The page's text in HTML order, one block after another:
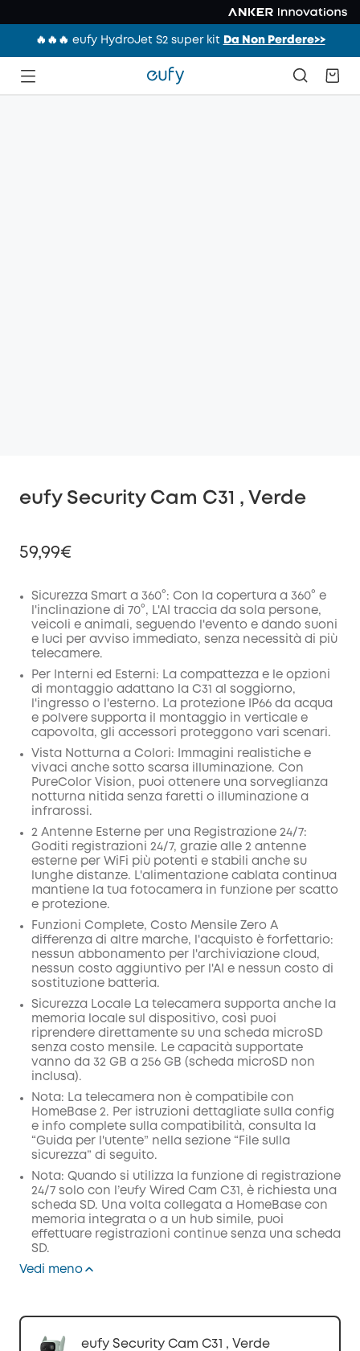
🔥🔥🔥 eufy HydroJet S2 super kit Da Non Perdere>>
eufy Security Cam C31 , Verde
59,99€
di sconto
Codice:
COPIA
Sicurezza Smart a 360°: Con la copertura a 360° e
l'inclinazione di 70°, L'AI traccia da sola persone,
veicoli e animali, seguendo l'evento e dando suoni
e luci per avviso immediato, senza necessità di più
telecamere.
Per Interni ed Esterni: La compattezza e le opzioni
di montaggio adattano la C31 al soggiorno,
l'ingresso o l'esterno. La protezione IP66 da acqua
e polvere supporta il montaggio in verticale e
capovolta, gli accessori proteggono vari scenari.
Vista Notturna a Colori: Immagini realistiche e
vivaci anche sotto scarsa illuminazione. Con
PureColor Vision, puoi ottenere una sorveglianza
notturna nitida senza faretti o illuminazione a
infrarossi.
2 Antenne Esterne per una Registrazione 24/7:
Goditi registrazioni 24/7, grazie alle 2 antenne
esterne per WiFi più potenti e stabili anche su
lunghe distanze. L'alimentazione cablata continua
mantiene la tua fotocamera in funzione per scatto
e protezione.
Funzioni Complete, Costo Mensile Zero A
differenza di altre marche, l'acquisto è forfettario:
nessun abbonamento per l'archiviazione cloud,
nessun costo aggiuntivo per l'AI e nessun costo di
sostituzione batteria.
Sicurezza Locale La telecamera supporta anche la
memoria locale sul dispositivo, così puoi
riprendere direttamente su una scheda microSD
senza costo mensile. Le capacità supportate
vanno da 32 GB a 256 GB (scheda microSD non
inclusa).
Nota: La telecamera non è compatibile con
HomeBase 2. Per istruzioni dettagliate sulla config
e info complete sulla compatibilità, consulta la
“Guida per l'utente” nella sezione “File sulla
sicurezza” di seguito.
Nota: Quando si utilizza la funzione di registrazione
24/7 solo con l’eufy Wired Cam C31, è richiesta una
scheda SD. Una volta collegata a HomeBase con
memoria integrata o a un hub simile, puoi
effettuare registrazioni continue senza una scheda
SD.
Vedi meno
eufy Security Cam C31 , Verde